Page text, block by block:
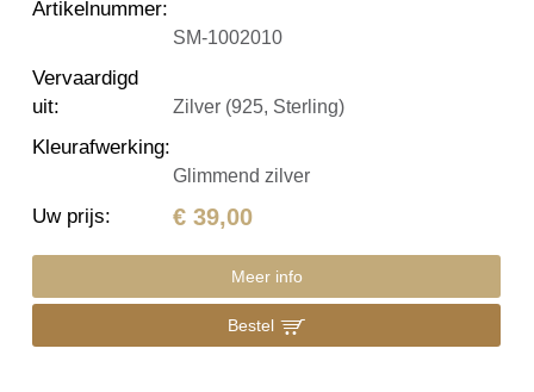
Artikelnummer:
SM-1002010
Vervaardigd
uit: Zilver (925, Sterling)
Kleurafwerking:
Glimmend zilver
Uw prijs: € 39,00
Meer info
Bestel